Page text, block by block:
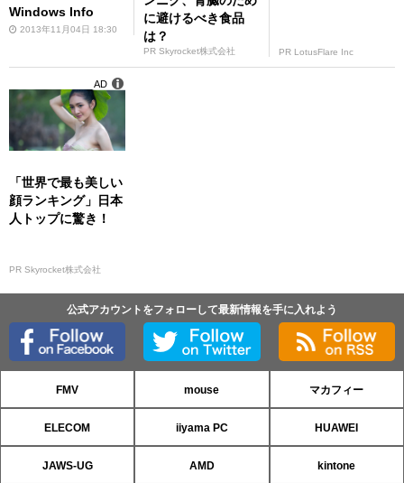
Windows Info
2013年11月04日 18:30
に避けるべき食品
は？
PR Skyrocket株式会社 PR LotusFlare Inc
「世界で最も美しい
顔ランキング」日本
人トップに驚き！
PR Skyrocket株式会社
AD
公式アカウントをフォローして最新情報を手に入れよう
FMV mouse マカフィー
ELECOM iiyama PC HUAWEI
JAWS-UG AMD kintone